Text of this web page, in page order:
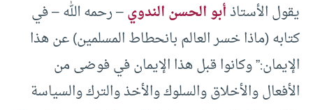
يقول الأستاذأبو الحسن الندوي– رحمه الله – في
كتابه (ماذا خسر العالم بانحطاط المسلمين) عن هذا
الإيمان:” وكانوا قبل هذا الإيمان في فوضى من
الأفعال والأخلاق والسلوك والأخذ والترك والسياسة